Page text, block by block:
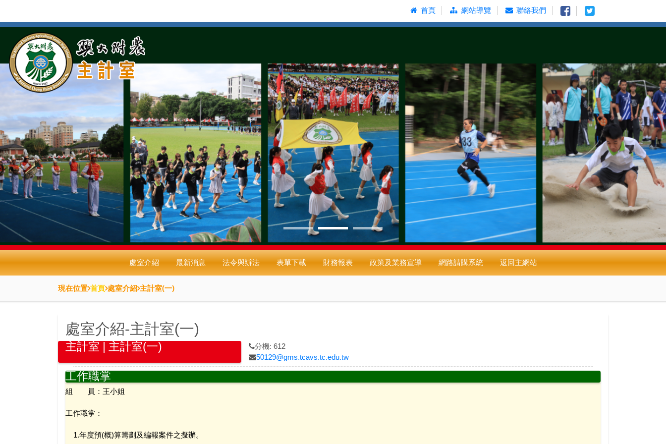
到
內
區
首頁 網站導覽 聯絡我們
處室介紹 最新消息 法令與辦法 表單下載 財務報表 政策及業務宣導 網路請購系統 返回主網站
現在位置 首頁 處室介紹 主計室(一)
處室介紹-主計室(一)
主計室 | 主計室(一)
分機: 612
50129@gms.tcavs.tc.edu.tw
工作職掌
組 員：王小姐
工作職掌：
1.年度預(概)算籌劃及編報案件之擬辦。